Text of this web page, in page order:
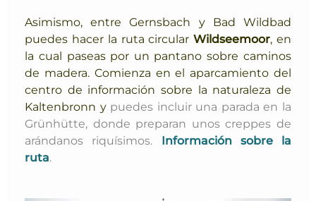
Asimismo, entre Gernsbach y Bad Wildbad
puedes hacer la ruta circular Wildseemoor, en
la cual paseas por un pantano sobre caminos
de madera. Comienza en el aparcamiento del
centro de información sobre la naturaleza de
Kaltenbronn ypuedes incluir una parada en la
Grünhütte, donde preparan unos creppes de
arándanos riquísimos. Información sobre la
ruta.